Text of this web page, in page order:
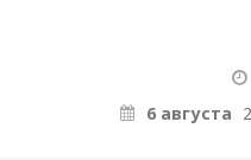
6 августа